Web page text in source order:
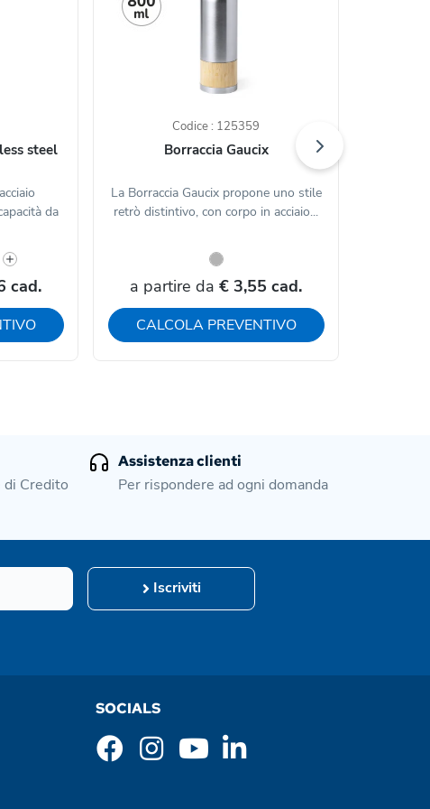
steel
da
cad.
Codice : 125359
Borraccia Gaucix
La Borraccia Gaucix propone uno stile
retrò distintivo, con corpo in acciaio...
a partire da € 3,55 cad.
CALCOLA PREVENTIVO
di Credito
Assistenza clienti
Per rispondere ad ogni domanda
Iscriviti
SOCIALS